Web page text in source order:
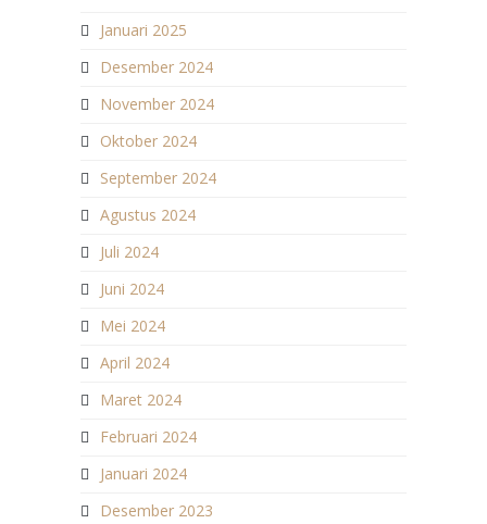
Januari 2025
Desember 2024
November 2024
Oktober 2024
September 2024
Agustus 2024
Juli 2024
Juni 2024
Mei 2024
April 2024
Maret 2024
Februari 2024
Januari 2024
Desember 2023